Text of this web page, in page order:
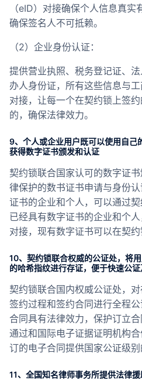
（eID）对接确保个人信息真实
确保签名人不可抵赖。
（2）企业身份认证：
提供营业执照、税务登记证、
办人身份证，所有这些信息与
对接，让每一个在契约锁上签
的，确保法律效力。
9、个人或企业用户既可以使用自己
获得数字证书颁发和认证
契约锁联合国家认可的数字证
律保护的数书证书申请与身份
证书的企业和个人，可以通过契
已经具有数字证书的企业和个
对接，现有数字证书可以在契约
10、契约锁联合权威的公证处，将
的哈希指纹进行存证，便于快速公
契约锁联合国内权威公证处，
签约过程和签约合同进行全程
合同具有法律效力，保护订立
通过和国际电子证据证明机构
订的电子合同提供国家公证级别
11、全国知名律师事务所提供法律援